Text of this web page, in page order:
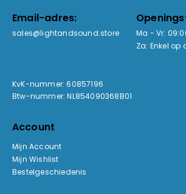
Email-adres:
sales@lightandsound.store
Ma - Vr:
Za: Enkel op
KvK-nummer: 60857196
Btw-nummer: NL854090368B01
Account
Mijn Account
Mijn Wishlist
Bestelgeschiedenis